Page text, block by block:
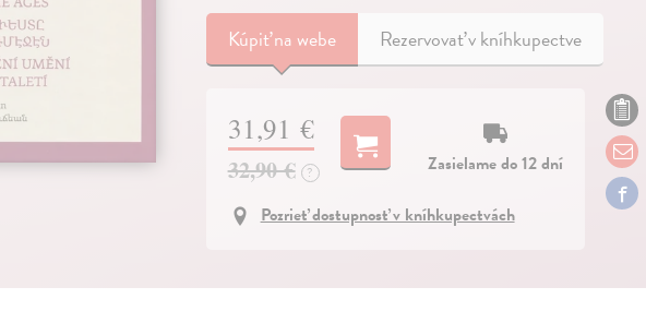
Kúpiťna webe Rezervovať v kníhkupectve
31,91 €
32,90 € ?
Zasielame do 12 dní
Pozrieť dostupnosť v kníhkupectvách